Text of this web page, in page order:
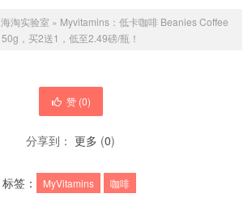
海淘实验室 » Myvitamins：低卡咖啡 Beanies Coffee
50g，买2送1，低至2.49磅/瓶！
赞 (0)
分享到： 更多 (0)
标签： MyVitamins 咖啡